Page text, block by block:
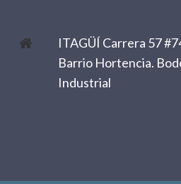
ITAGÜÍ Carrera 57
Barrio Hortencia.
Industrial